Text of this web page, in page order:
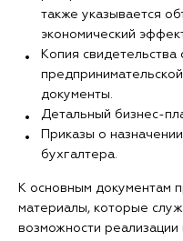
также указывается
экономический
Копия свидетельства
документы.
Детальный бизнес-
Приказы о
бухгалтера.
К основным документам
материалы, которые
возможности